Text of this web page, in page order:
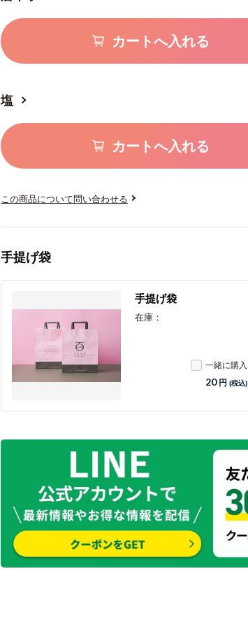
カートへ入れる
塩
カートへ入れる
この商品について問い合わせる
手提げ袋
手提げ袋
在庫：
一緒に購入
20 円 (税込)